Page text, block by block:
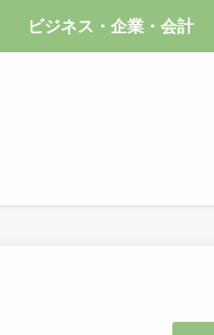
ビジネス・企業・会計